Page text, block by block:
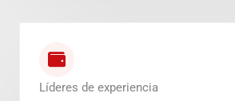
Líderes de experiencia